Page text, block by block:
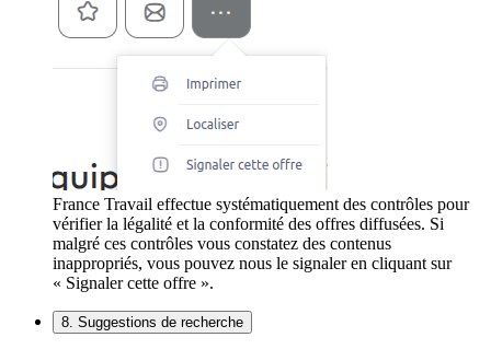
France Travail effectue systématiquement des contrôles pour
vérifier la légalité et la conformité des offres diffusées. Si
malgré ces contrôles vous constatez des contenus
inappropriés, vous pouvez nous le signaler en cliquant sur
« Signaler cette offre ».
8. Suggestions de recherche